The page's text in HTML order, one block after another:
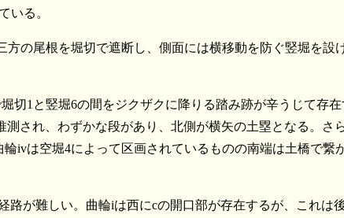
いる。
の尾根を堀切で遮断し、側面には横移動を防ぐ竪堀を設
切1と竪堀6の間をジクザクに降りる踏み跡が辛うじて存在
され、わずかな段があり、北側が横矢の土塁となる。さ
ivは空堀4によって区画されているものの南端は土橋で繋
が難しい。曲輪iは西にcの開口部が存在するが、これは